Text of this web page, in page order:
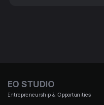
EO STUDIO
Entrepreneurship & Opportunities